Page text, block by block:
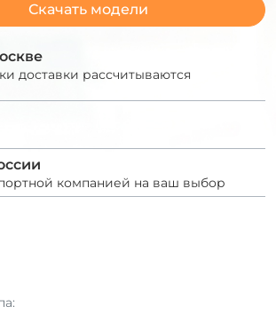
Скачать модели
доставки рассчитываются
компанией на ваш выбор